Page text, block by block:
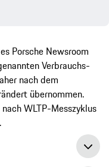
Porsche Newsroom
Verbrauchs-
nach dem
übernommen.
WLTP-Messzyklus